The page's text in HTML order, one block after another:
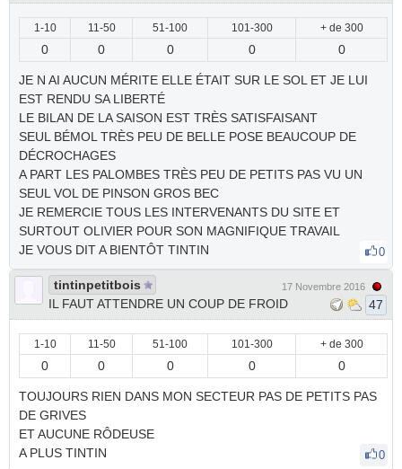
1-10 11-50 51-100 101-300 + de 300
0 0 0 0 0
JE N AI AUCUN MÉRITE ELLE ÉTAIT SUR LE SOL ET JE LUI
EST RENDU SA LIBERTÉ
LE BILAN DE LA SAISON EST TRÈS SATISFAISANT
SEUL BÉMOL TRÈS PEU DE BELLE POSE BEAUCOUP DE
DÉCROCHAGES
A PART LES PALOMBES TRÈS PEU DE PETITS PAS VU UN
SEUL VOL DE PINSON GROS BEC
JE REMERCIE TOUS LES INTERVENANTS DU SITE ET
SURTOUT OLIVIER POUR SON MAGNIFIQUE TRAVAIL
JE VOUS DIT A BIENTÔT TINTIN
0
tintinpetitbois
IL FAUT ATTENDRE UN COUP DE FROID
17 Novembre 2016
47
1-10 11-50 51-100 101-300 + de 300
0 0 0 0 0
TOUJOURS RIEN DANS MON SECTEUR PAS DE PETITS PAS
DE GRIVES
ET AUCUNE RÔDEUSE
A PLUS TINTIN
0